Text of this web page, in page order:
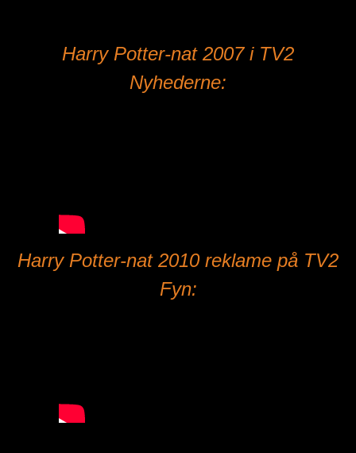
Harry Potter-nat 2007 i TV2
Nyhederne:
Harry Potter-nat 2010 reklame på TV2
Fyn: